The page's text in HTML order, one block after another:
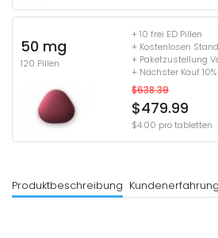
50 mg
120 Pillen
+ 10 frei ED Pillen
+ Kostenlosen
+ Paketzustellung
+ Nächster Kauf
$638.39
$479.99
$4.00 pro tabletten
Produktbeschreibung